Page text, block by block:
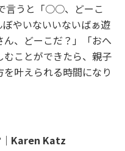
言うと「○○、どーこ
やいないいないばぁ遊
、どーこだ？」「おへ
ことができたら、親子
叶えられる時間になり
Karen Katz